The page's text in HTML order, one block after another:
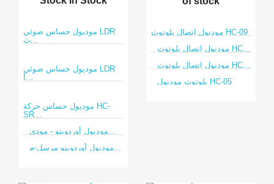
موديول حساس ضوئي LDR
موديول حساس ضوئي LDR
موديول حساس حركة HC-
SR...
موديول اتصال بلوتوث HC-09
موديول اتصال بلوتوث HC...
موديول اتصال بلوتوث HC...
بلوتوث موديول HC-05